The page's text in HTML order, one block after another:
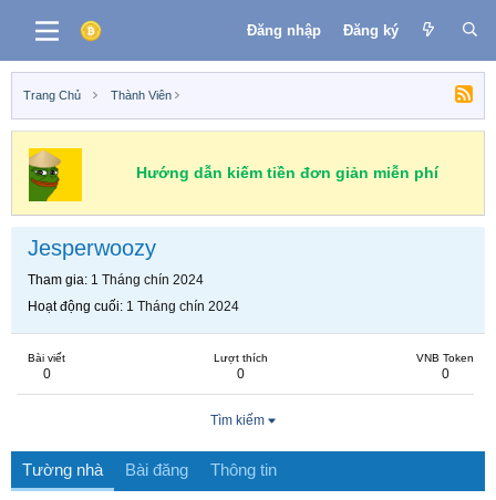
Đăng nhập Đăng ký
Trang Chủ Thành Viên
Hướng dẫn kiếm tiền đơn giản miễn phí
Jesperwoozy
Tham gia 1 Tháng chín 2024
Hoạt động cuối 1 Tháng chín 2024
Bài viết
0
Lượt thích
0
VNB Token
0
Tìm kiếm
Tường nhà Bài đăng Thông tin